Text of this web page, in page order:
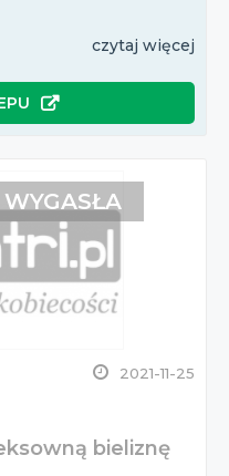
czytaj więcej
2021-11-25
bieliznę